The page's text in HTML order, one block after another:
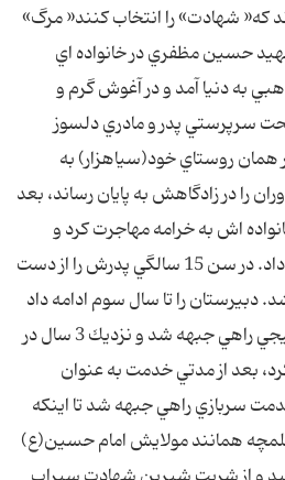
که« شهادت» را انتخاب کنند« مرگ»
حسين مظفري در خانواده اي
به دنيا آمد و در آغوش گرم و
سرپرستي پدر و مادري دلسوز
روستاي خود(سياهزار) به
را در زادگاهش به پايان رساند، بعد
اش به خرامه مهاجرت كرد و
درسهايش را در خرامه ادامه داد. در سن 15 سالگي پدرش را از دست
دبيرستان را تا سال سوم ادامه داد
و پس از مدتي به عنوان بسيجي راهي جبهه شد و نزديك 3 سال در
بعد از مدتي خدمت به عنوان
سربازي راهي جبهه شد تا اینکه
در جبهه شلمچه همانند مولايش امام حسين(ع)